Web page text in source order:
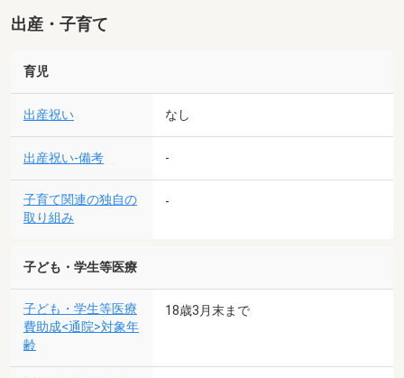
出産・子育て
育児
出産祝い なし
出産祝い-備考 -
子育て関連の独自の
取り組み
-
子ども・学生等医療
子ども・学生等医療
費助成<通院>対象年
齢
18歳3月末まで